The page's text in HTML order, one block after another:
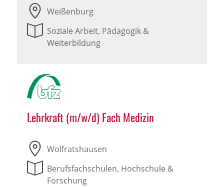
Weißenburg
Soziale Arbeit, Pädagogik &
Weiterbildung
Lehrkraft (m/w/d) Fach Medizin
Wolfratshausen
Berufsfachschulen, Hochschule &
Forschung